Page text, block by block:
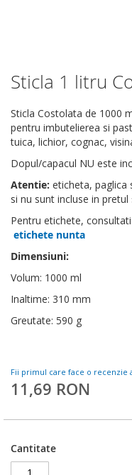
Sticla 1 litru
Sticla Costolata de 1000
pentru imbutelierea si
tuica, lichior, cognac,
Dopul/capacul NU este
Atentie: eticheta, paglica
si nu sunt incluse in pretul
Pentru etichete,
etichete nunta
Dimensiuni:
Volum: 1000 ml
Inaltime: 310 mm
Greutate: 590 g
Fii primul care face o recenzie
11,69 RON
Cantitate
Skip
to
the
beginning
of
the
images
gallery